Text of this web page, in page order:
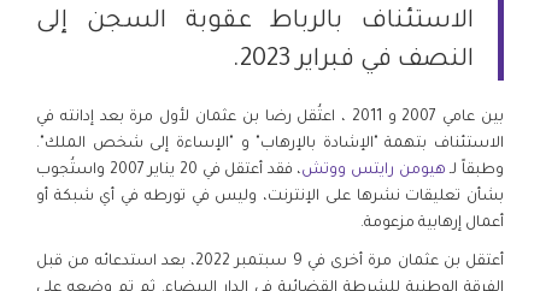
الاستئناف بالرباط عقوبة السجن إلى
النصف في فبراير 2023.
بين عامي 2007 و 2011 ، اعتُقل رضا بن عثمان لأول مرة بعد إدانته في
الاستئناف بتهمة "الإشادة بالإرهاب" و "الإساءة إلى شخص الملك".
وطبقاً لـ هيومن رايتس ووتش
، فقد أعتقل في 20 يناير 2007 واستُجوب
بشأن تعليقات نشرها على الإنترنت، وليس في تورطه في أي شبكة أو
أعمال إرهابية مزعومة.
أعتقل بن عثمان مرة أخرى في 9 سبتمبر 2022، بعد استدعائه من قبل